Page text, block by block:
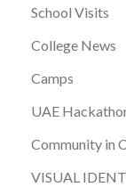
School Visits
College News
Camps
UAE
Community in
VISUAL